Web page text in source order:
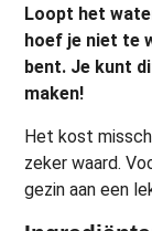
Loopt het
hoef je niet te
bent. Je kunt
maken!
Het kost
zeker waard.
gezin aan een